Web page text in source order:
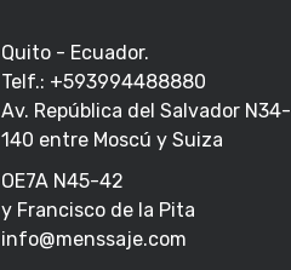
Quito - Ecuador.
Telf.: +593994488880
Av. República del Salvador N34-
140 entre Moscú y Suiza
OE7A N45-42
y Francisco de la Pita
info@menssaje.com